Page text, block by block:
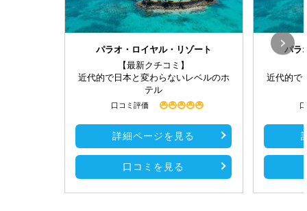
パラオ・ロイヤル・リゾート
【最新クチコミ】
近代的で日本と変わらないレベルのホ
テル
口コミ評価
詳細ページを見る
口コミを見る
パラ
近代的で